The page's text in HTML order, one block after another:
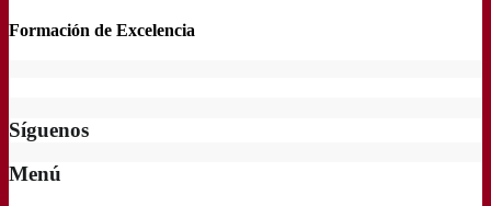
Formación de Excelencia
Síguenos
Menú